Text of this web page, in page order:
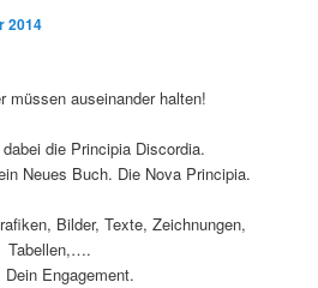
2014
müssen auseinander halten!
die Principia Discordia.
Neues Buch. Die Nova Principia.
Bilder, Texte, Zeichnungen,
Tabellen,….
Dein Engagement.